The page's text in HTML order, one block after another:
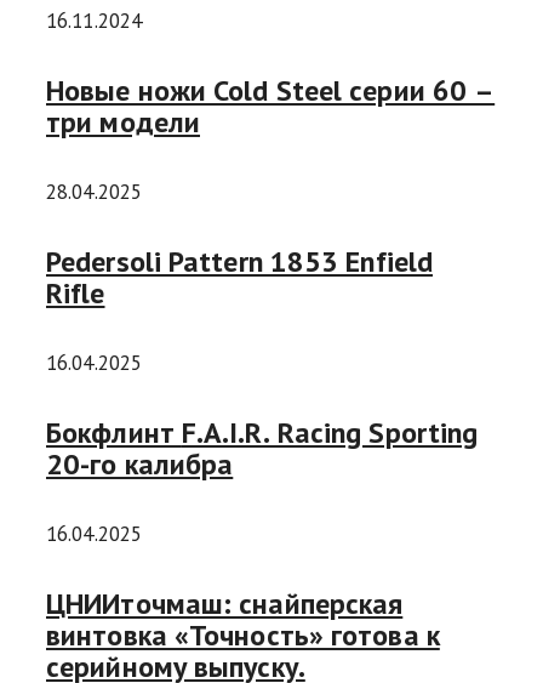
16.11.2024
Новые ножи Cold Steel серии 60 –
три модели
28.04.2025
Pedersoli Pattern 1853 Enfield
Rifle
16.04.2025
Бокфлинт F.A.I.R. Racing Sporting
20-го калибра
16.04.2025
ЦНИИточмаш: снайперская
винтовка «Точность» готова к
серийному выпуску.